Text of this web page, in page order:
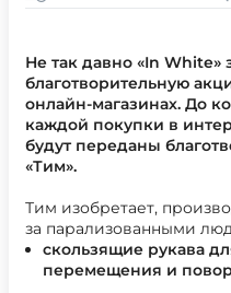
Не так давно «In White»
благотворительную
онлайн-магазинах. До
каждой покупки в
будут переданы
«Тим».
Тим изобретает,
за парализованными
скользящие рукава
перемещения и